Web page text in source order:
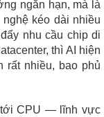
ngắn hạn, mà là
kéo dài nhiều
nhu cầu chip di
thì AI hiện
rất nhiều, bao phủ
tới CPU — lĩnh vực